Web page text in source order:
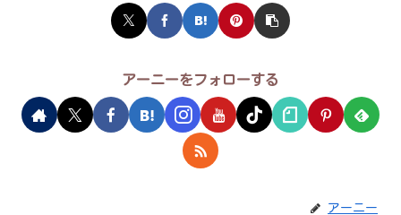
アーニーをフォローする
アーニー